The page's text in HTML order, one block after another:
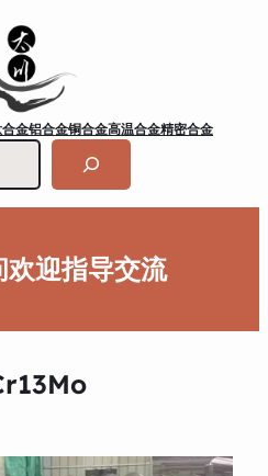
金铝合金铜合金高温合金精密合金
欢迎指导交流